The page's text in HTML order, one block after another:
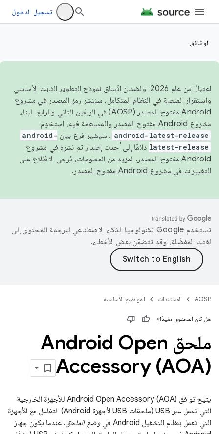
تسجيل الدخول
الوثائق
اعتبارًا من عام 2026، ولضمان اتّساق نموذج التطوير الثابت الأساسي
واستقرار المنصة في النظام المتكامل، سننشر رمز المصدر في مشروع
Android مفتوح المصدر (AOSP) في الربعَين الثاني والرابع. لبناء
مشروع Android مفتوح المصدر والمساهمة فيه، استخدِم
android-latest-release . سيشير فرع بيان android-
latest-release دائمًا إلى أحدث إصدار تم نشره في مشروع
Android مفتوح المصدر. لمزيد من المعلومات، يُرجى الاطّلاع على
التغييرات في مشروع Android مفتوح المصدر
.
تستخدم Google تكنولوجيا الذكاء الاصطناعي لترجمة المحتوى إلى
لغتك المفضّلة، وقد تتضمّن بعض الأخطاء.
AOSP المستندات المواضيع الأساسية
هل كان المحتوى مفيدًا؟
ملحق Android Open
Accessory (AOA)
يتيح توافق Android Open Accessory (AOA) للأجهزة الخارجية
التي تعمل عبر USB (ملحقات USB لأجهزة Android) التفاعل مع الأجهزة
التي تعمل بنظام التشغيل Android في
وضع الملحق. عندما يكون جهاز